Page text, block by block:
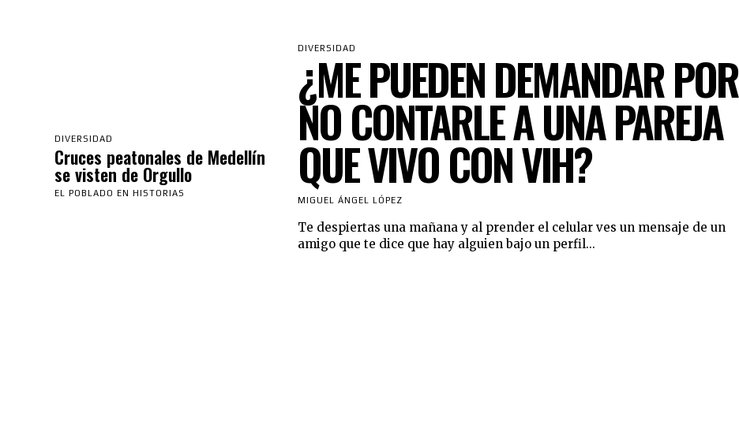
DIVERSIDAD
Cruces peatonales de Medellín
se visten de Orgullo
EL POBLADO EN HISTORIAS
DIVERSIDAD
¿ME PUEDEN DEMANDAR POR
NO CONTARLE A UNA PAREJA
QUE VIVO CON VIH?
MIGUEL ÁNGEL LÓPEZ
Te despiertas una mañana y al prender el celular ves un mensaje de un
amigo que te dice que hay alguien bajo un perfil...